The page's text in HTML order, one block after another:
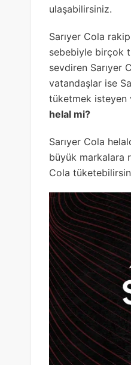
ulaşabilirsiniz.
Sarıyer Cola
sebebiyle birçok
sevdiren Sarıyer
vatandaşlar ise
tüketmek isteyen
helal mi?
Sarıyer Cola
büyük markalara
Cola